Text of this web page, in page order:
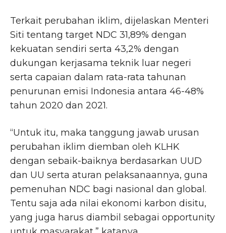
Terkait perubahan iklim, dijelaskan Menteri
Siti tentang target NDC 31,89% dengan
kekuatan sendiri serta 43,2% dengan
dukungan kerjasama teknik luar negeri
serta capaian dalam rata-rata tahunan
penurunan emisi Indonesia antara 46-48%
tahun 2020 dan 2021.
“Untuk itu, maka tanggung jawab urusan
perubahan iklim diemban oleh KLHK
dengan sebaik-baiknya berdasarkan UUD
dan UU serta aturan pelaksanaannya, guna
pemenuhan NDC bagi nasional dan global.
Tentu saja ada nilai ekonomi karbon disitu,
yang juga harus diambil sebagai opportunity